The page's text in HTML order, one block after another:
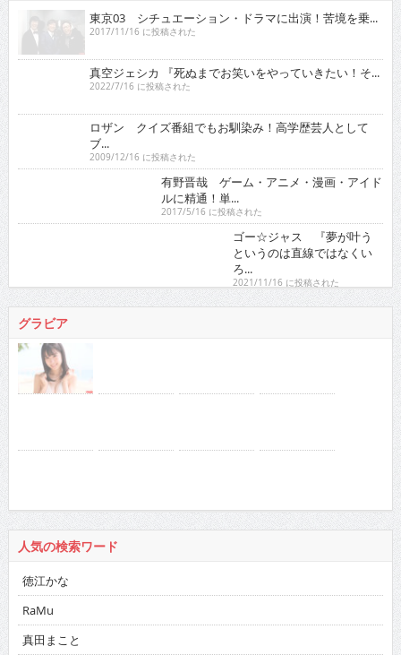
東京03 シチュエーション・ドラマに出演！苦境を乗...
2017/11/16 に投稿された
真空ジェシカ 『死ぬまでお笑いをやっていきたい！そ...
2022/7/16 に投稿された
ロザン クイズ番組でもお馴染み！高学歴芸人として
ブ...
2009/12/16 に投稿された
有野晋哉 ゲーム・アニメ・漫画・アイドルに精通！
2017/5/16 に投稿された
ゴー☆ジャス 『夢が叶うというのは直線ではなくい
グラビア
人気の検索ワード
徳江かな
RaMu
真田まこと